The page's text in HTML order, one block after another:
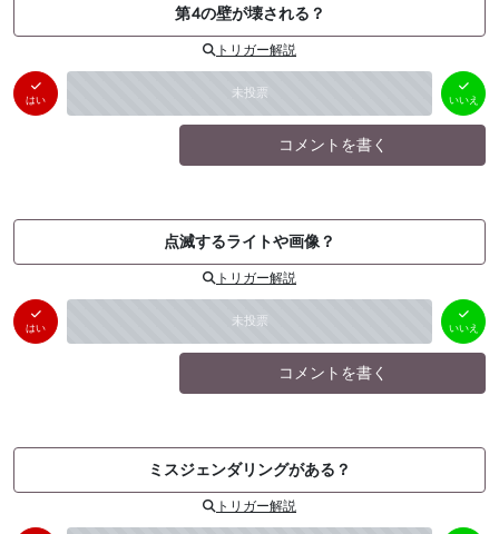
第4の壁が壊される？
トリガー解説
はい 未投票
いいえ
（ 0件）
いいえ
コメントを書く
点滅するライトや画像？
トリガー解説
はい 未投票
いいえ
（ 0件）
いいえ
コメントを書く
ミスジェンダリングがある？
トリガー解説